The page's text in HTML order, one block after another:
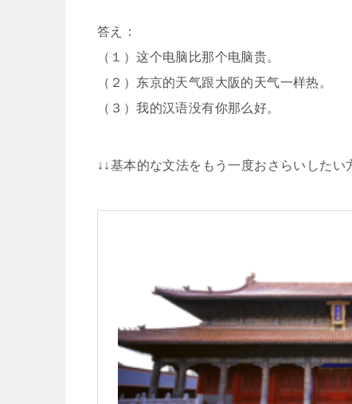
答え：
（１）这个电脑比那个电脑贵。
（２）东京的天气跟大阪的天气一样热。
（３）我的汉语没有你那么好。
↓↓基本的な文法をもう一度おさらいした